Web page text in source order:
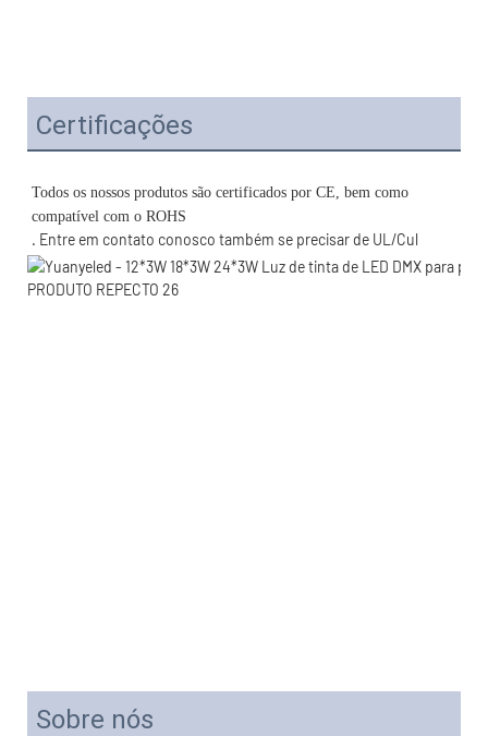
Certificações
Todos os nossos produtos são certificados por CE, bem como
. Entre em contato conosco também se precisar de UL/Cul
Sobre nós